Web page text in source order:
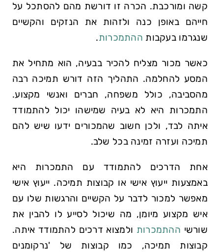
קשה ומורכבת. הכרה זו דורשת מהם להסתכל על
חייהם באופן כנה ולזהות את הנזקים והקשיים
שנגרמו בעקבות ההתמכרות.
כאשר מכור מצליח להכיר בבעיה, הוא מתחיל את
המסע להחלמה. התהליך הזה דורש תמיכה רבה
מהסביבה, כולל משפחה, חברים ואנשי מקצוע.
התמכרות היא לא בעיה שמישהו יכול להתמודד
איתה לבד, ולכן חשוב שהמכורים ידעו שיש להם
תמיכה ועזרה זמינה בכל שלב.
אחת הדרכים להתמודד עם התמכרות היא
באמצעות ייעוץ אישי או קבוצות תמיכה. ייעוץ אישי
מאפשר למכור לדבר על הקשיים והרגשות שלו עם
איש מקצוע מיומן, מה שיכול לסייע לו להבין את
שורשי ההתמכרות ולמצוא דרכים להתמודד איתה.
קבוצות תמיכה, כמו קבוצות של 'נרקומנים